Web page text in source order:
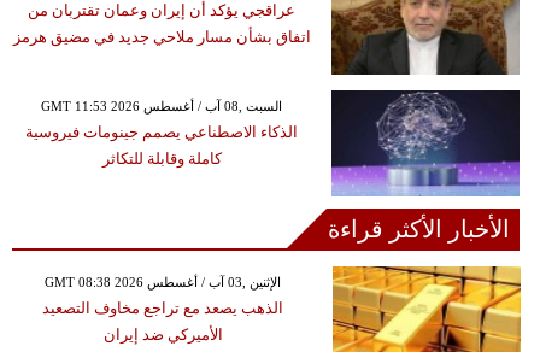
عراقجي يؤكد أن إيران وعمان تقتربان من
اتفاق بشأن مسار ملاحي جديد في مضيق هرمز
GMT 11:53 2026 السبت ,08 آب / أغسطس
الذكاء الاصطناعي يصمم جينومات فيروسية
كاملة وقابلة للتكاثر
الأخبار الأكثر قراءة
GMT 08:38 2026 الإثنين ,03 آب / أغسطس
الذهب يصعد مع تراجع مخاوف التصعيد
الأميركي ضد إيران